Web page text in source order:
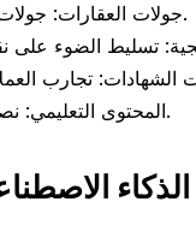
1. جولات العقارات: جولات افتراضية للقوائم.
4. المحتوى التعليمي: نصائح ورؤى السوق.